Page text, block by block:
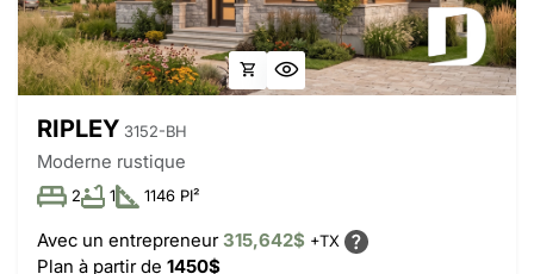
RIPLEY 3152-BH
Moderne rustique
2 1 1146 PI²
Avec un entrepreneur315,642$ +TX
Plan à partir de 1450$